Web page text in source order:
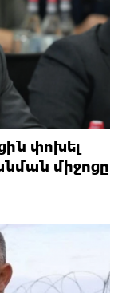
փոխել
միջոցը